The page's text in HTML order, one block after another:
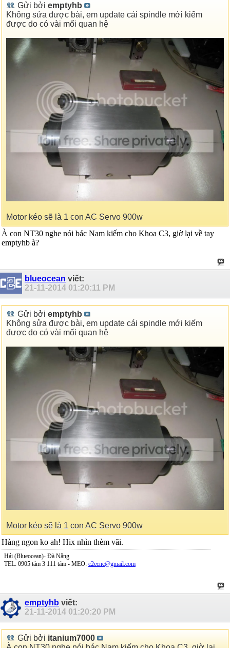
Gửi bởi emptyhb
Không sửa được bài, em update cái spindle mới kiếm
được do có vài mối quan hệ
Motor kéo sẽ là 1 con AC Servo 900w
À con NT30 nghe nói bác Nam kiếm cho Khoa C3, giờ lại về tay
emptyhb à?
blueocean viết:
21-11-2014 01:20:11 PM
Gửi bởi emptyhb
Không sửa được bài, em update cái spindle mới kiếm
được do có vài mối quan hệ
Motor kéo sẽ là 1 con AC Servo 900w
Hàng ngon ko ah! Hix nhìn thèm vãi.
Hải (Blueocean)- Đà Nẵng
TEL: 0905 tám 3 111 tám - MEO: c2ecnc@gmail.com
emptyhb viết:
21-11-2014 01:20:20 PM
Gửi bởi itanium7000